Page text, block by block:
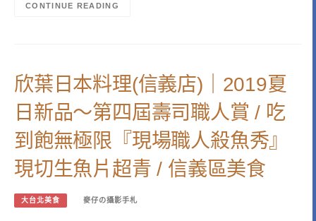
CONTINUE READING
欣葉日本料理(信義店)｜2019夏
日新品～第四屆壽司職人賞 / 吃
到飽無極限『現場職人殺魚秀』
現切生魚片超青 / 信義區美食
大台北美食 麥仔の攝影手札